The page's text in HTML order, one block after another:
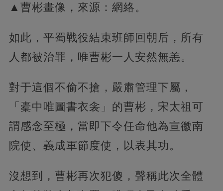
▲曹彬畫像，來源：網絡。
如此，平蜀戰役結束班師回朝后，所有
人都被治罪，唯曹彬一人安然無恙。
對于這個不偷不搶，嚴肅管理下屬，
「橐中唯圖書衣衾」的曹彬，宋太祖可
謂感念至極，當即下令任命他為宣徽南
院使、義成軍節度使，以表其功。
沒想到，曹彬再次犯傻，聲稱此次全體